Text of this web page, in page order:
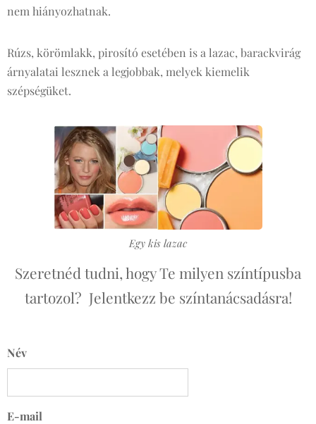
nem hiányozhatnak.
Rúzs, körömlakk, pirosító esetében is a lazac, barackvirág
árnyalatai lesznek a legjobbak, melyek kiemelik
szépségüket.
Egy kis lazac
Szeretnéd tudni, hogy Te milyen színtípusba
tartozol? Jelentkezz be színtanácsadásra!
Név
E-mail